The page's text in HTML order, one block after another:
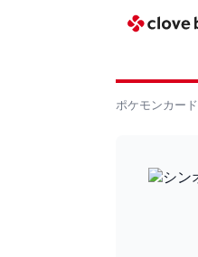
ポケモンカード